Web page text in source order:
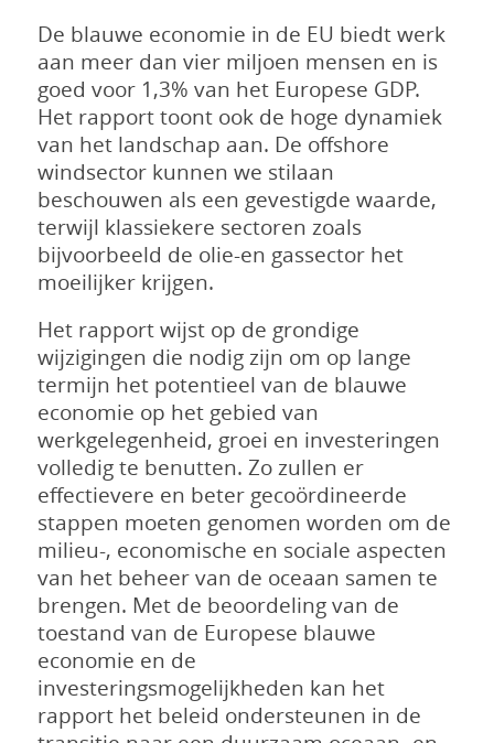
De blauwe economie in de EU biedt werk
aan meer dan vier miljoen mensen en is
goed voor 1,3% van het Europese GDP.
Het rapport toont ook de hoge dynamiek
van het landschap aan. De offshore
windsector kunnen we stilaan
beschouwen als een gevestigde waarde,
terwijl klassiekere sectoren zoals
bijvoorbeeld de olie-en gassector het
moeilijker krijgen.
Het rapport wijst op de grondige
wijzigingen die nodig zijn om op lange
termijn het potentieel van de blauwe
economie op het gebied van
werkgelegenheid, groei en investeringen
volledig te benutten. Zo zullen er
effectievere en beter gecoördineerde
stappen moeten genomen worden om de
milieu-, economische en sociale aspecten
van het beheer van de oceaan samen te
brengen. Met de beoordeling van de
toestand van de Europese blauwe
economie en de
investeringsmogelijkheden kan het
rapport het beleid ondersteunen in de